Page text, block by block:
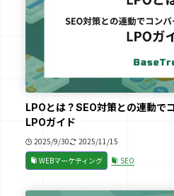
LPOとは？SEO対策との連動で
LPOガイド
2025/9/30
2025/11/15
WEBマーケティング
SEO